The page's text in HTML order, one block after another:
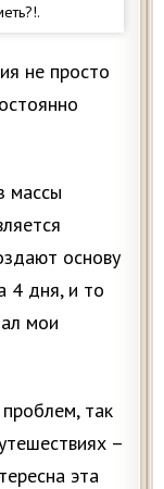
не просто
массы
основу
4 дня, и то
мои
так
–
эта